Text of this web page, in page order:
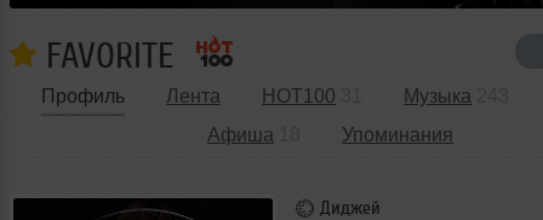
FAVORITE
Профиль Лента HOT100 Музыка
Афиша
Упоминания
Диджей